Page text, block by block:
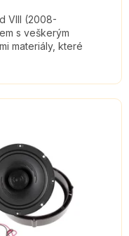
VIII (2008-
s veškerým
materiály, které